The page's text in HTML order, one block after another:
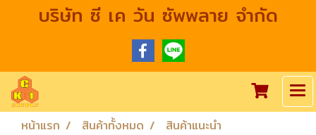
บริษัท ซี เค วัน ซัพพลาย จำกัด
หน้าแรก สินค้าทั้งหมด
สินค้าแนะนำ